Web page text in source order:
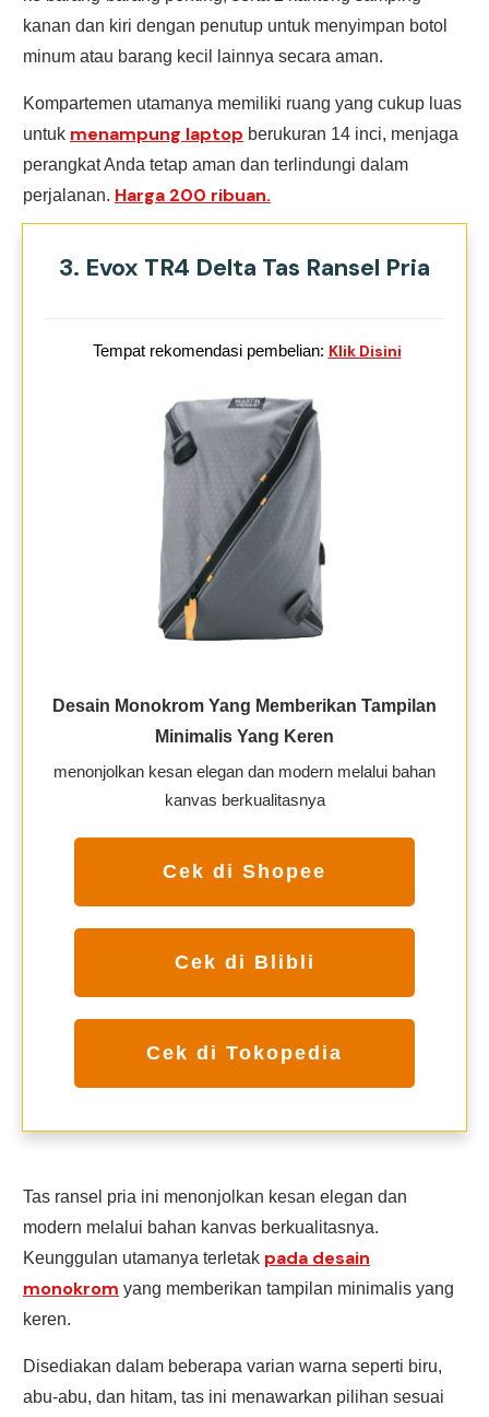
kanan dan kiri dengan penutup untuk menyimpan botol
minum atau barang kecil lainnya secara aman.
Kompartemen utamanya memiliki ruang yang cukup luas
untuk menampung laptop berukuran 14 inci, menjaga
perangkat Anda tetap aman dan terlindungi dalam
perjalanan. Harga 200 ribuan.
3. Evox TR4 Delta Tas Ransel Pria
Tempat rekomendasi pembelian: Klik Disini
Desain Monokrom Yang Memberikan Tampilan
Minimalis Yang Keren
menonjolkan kesan elegan dan modern melalui bahan
kanvas berkualitasnya
Cek di Shopee
Cek di Blibli
Cek di Tokopedia
Tas ransel pria ini menonjolkan kesan elegan dan
modern melalui bahan kanvas berkualitasnya.
Keunggulan utamanya terletak pada desain
monokrom yang memberikan tampilan minimalis yang
keren.
Disediakan dalam beberapa varian warna seperti biru,
abu-abu, dan hitam, tas ini menawarkan pilihan sesuai